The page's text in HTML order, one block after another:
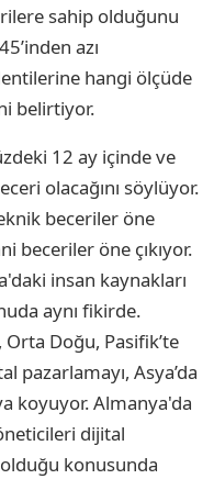
sahip olduğunu
azı
hangi ölçüde
belirtiyor.
12 ay içinde ve
olacağını söylüyor.
beceriler öne
beceriler öne çıkıyor.
insan kaynakları
aynı fikirde.
Doğu, Pasifik’te
pazarlamayı, Asya’da
koyuyor. Almanya'da
dijital
konusunda